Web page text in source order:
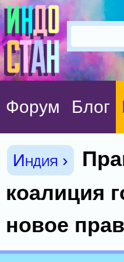
Форум Блог
Индия ›
коалиция
новое